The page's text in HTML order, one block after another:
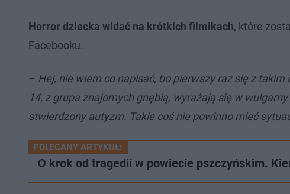
Horror dziecka widać na krótkich filmikach, które
Facebooku.
– Hej, nie wiem co napisać, bo pierwszy raz się z
14, z grupa znajomych gnębią, wyrażają się w
stwierdzony autyzm. Takie coś nie powinno mieć
POLECANY ARTYKUŁ:
O krok od tragedii w powiecie pszczyńskim.